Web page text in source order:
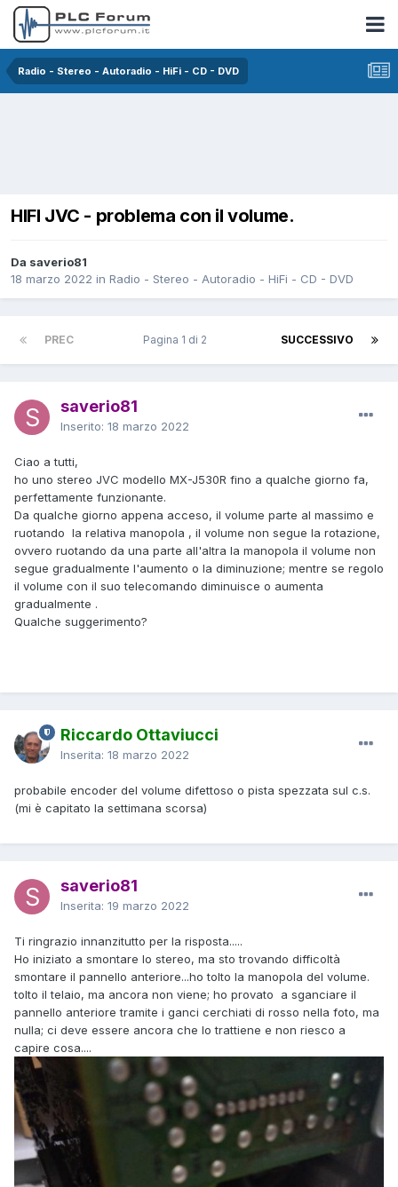
Radio - Stereo - Autoradio - HiFi - CD - DVD
HIFI JVC - problema con il volume.
Da saverio81
18 marzo 2022 in Radio - Stereo - Autoradio - HiFi - CD - DVD
PREC SUCCESSIVO
Pagina 1 di 2
saverio81
Inserito: 18 marzo 2022
Ciao a tutti,
ho uno stereo JVC modello MX-J530R fino a qualche giorno fa,
perfettamente funzionante.
Da qualche giorno appena acceso, il volume parte al massimo e
ruotando la relativa manopola , il volume non segue la rotazione,
ovvero ruotando da una parte all'altra la manopola il volume non
segue gradualmente l'aumento o la diminuzione; mentre se regolo
il volume con il suo telecomando diminuisce o aumenta
gradualmente .
Qualche suggerimento?
Riccardo Ottaviucci
Inserita: 18 marzo 2022
probabile encoder del volume difettoso o pista spezzata sul c.s.
(mi è capitato la settimana scorsa)
saverio81
Inserita: 19 marzo 2022
Ti ringrazio innanzitutto per la risposta.....
Ho iniziato a smontare lo stereo, ma sto trovando difficoltà
smontare il pannello anteriore...ho tolto la manopola del volume.
tolto il telaio, ma ancora non viene; ho provato a sganciare il
pannello anteriore tramite i ganci cerchiati di rosso nella foto, ma
nulla; ci deve essere ancora che lo trattiene e non riesco a
capire cosa....